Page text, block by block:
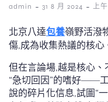
admin - 31 8 月 2024 - 上
北京八達包養嶺野活潑
傷,成為收集熱議的核心
但在言論場,越是核心
“急切回因”的嗜好——
說的碎片化信息,試圖“